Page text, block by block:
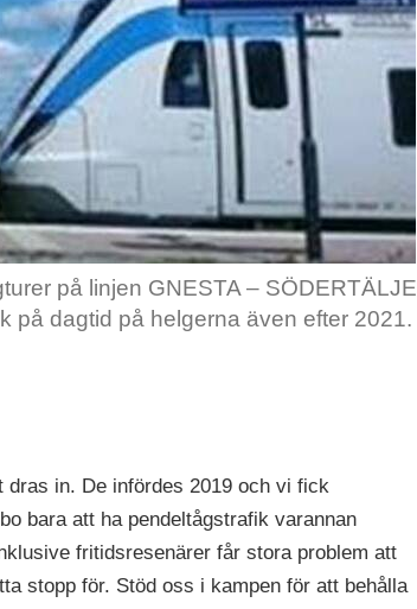
på linjen GNESTA – SÖDERTÄLJE
på dagtid på helgerna även efter 2021.
in. De infördes 2019 och vi fick
bara att ha pendeltågstrafik varannan
fritidsresenärer får stora problem att
stopp för. Stöd oss i kampen för att behålla